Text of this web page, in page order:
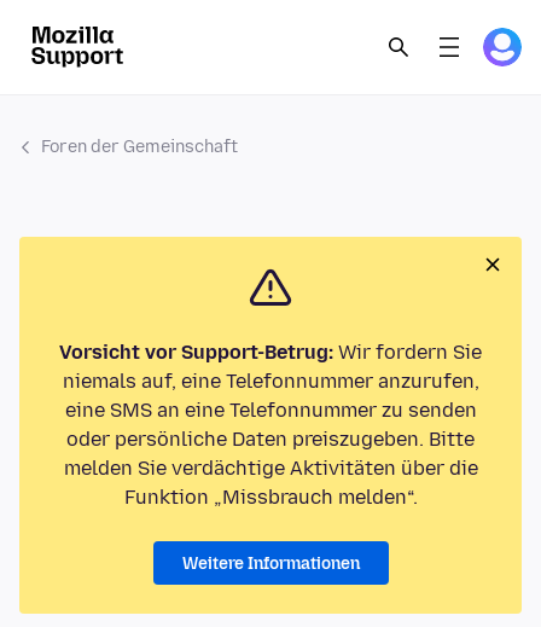
Foren der Gemeinschaft
Vorsicht vor Support-Betrug: Wir fordern Sie
niemals auf, eine Telefonnummer anzurufen,
eine SMS an eine Telefonnummer zu senden
oder persönliche Daten preiszugeben. Bitte
melden Sie verdächtige Aktivitäten über die
Funktion „Missbrauch melden“.
Weitere Informationen